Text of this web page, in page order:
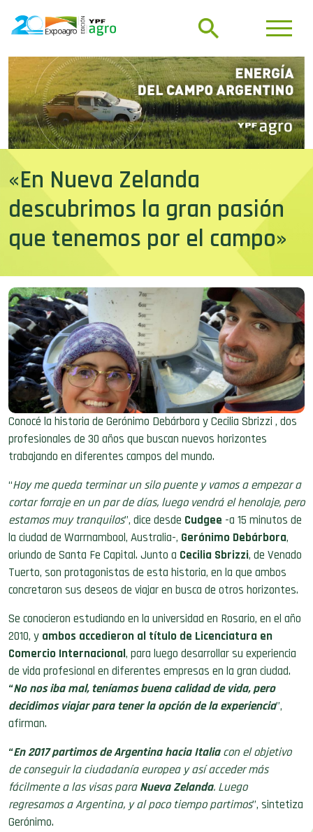
«En Nueva Zelanda
descubrimos la gran pasión
que tenemos por el campo»
Conocé la historia de Gerónimo Debárbora y Cecilia Sbrizzi , dos
profesionales de 30 años que buscan nuevos horizontes
trabajando en diferentes campos del mundo.
“Hoy me queda terminar un silo puente y vamos a empezar a
cortar forraje en un par de días, luego vendrá el henolaje, pero
estamos muy tranquilos”, dice desde Cudgee -a 15 minutos de
la ciudad de Warrnambool, Australia-, Gerónimo Debárbora,
oriundo de Santa Fe Capital. Junto a Cecilia Sbrizzi, de Venado
Tuerto, son protagonistas de esta historia, en la que ambos
concretaron sus deseos de viajar en busca de otros horizontes.
Se conocieron estudiando en la universidad en Rosario, en el año
2010, y ambos accedieron al título de Licenciatura en
Comercio Internacional, para luego desarrollar su experiencia
de vida profesional en diferentes empresas en la gran ciudad.
“No nos iba mal, teníamos buena calidad de vida, pero
decidimosviajar para tener la opción de la experiencia”,
afirman.
“En2017partimos de Argentina hacia Italiacon el objetivo
de conseguir la ciudadanía europea y así acceder más
fácilmente a las visas paraNueva Zelanda. Luego
regresamos a Argentina, y al poco tiempo partimos”, sintetiza
Gerónimo.